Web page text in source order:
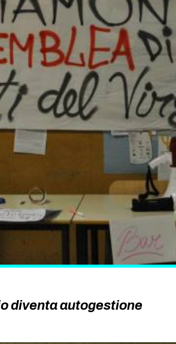
diventa autogestione